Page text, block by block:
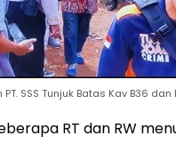
SSS Tunjuk Batas Kav B36 dan
RT dan RW